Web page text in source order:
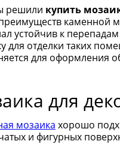
решили купить
каменной
устойчив к
для отделки таких
для оформления
для
мозаика хорошо
и фигурных